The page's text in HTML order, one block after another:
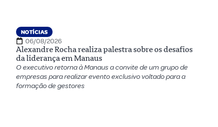
NOTÍCIAS
06/08/2026
Alexandre Rocha realiza palestra sobre os desafios
da liderança em Manaus
O executivo retorna à Manaus a convite de um grupo de
empresas para realizar evento exclusivo voltado para a
formação de gestores